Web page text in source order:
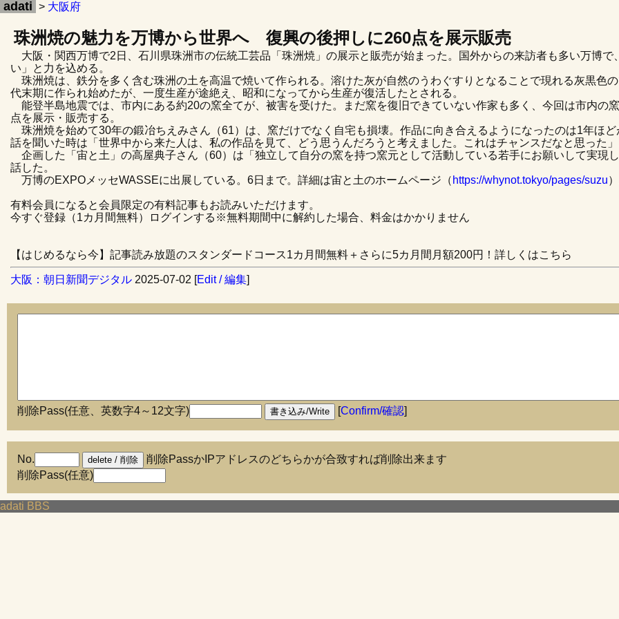
adati > 大阪府
珠洲焼の魅力を万博から世界へ 復興の後押しに260点を展示販売
大阪・関西万博で2日、石川県珠洲市の伝統工芸品「珠洲焼」の展示と販売が始まった。国外からの来訪者も多い万博
い」と力を込める。
珠洲焼は、鉄分を多く含む珠洲の土を高温で焼いて作られる。溶けた灰が自然のうわぐすりとなることで現れる灰黒色
代末期に作られ始めたが、一度生産が途絶え、昭和になってから生産が復活したとされる。
能登半島地震では、市内にある約20の窯全てが、被害を受けた。まだ窯を復旧できていない作家も多く、今回は市内の
点を展示・販売する。
珠洲焼を始めて30年の鍛冶ちえみさん（61）は、窯だけでなく自宅も損壊。作品に向き合えるようになったのは1年ほ
話を聞いた時は「世界中から来た人は、私の作品を見て、どう思うんだろうと考えました。これはチャンスだなと思った」
企画した「宙と土」の高屋典子さん（60）は「独立して自分の窯を持つ窯元として活動している若手にお願いして実現
話した。
万博のEXPOメッセWASSEに出展している。6日まで。詳細は宙と土のホームページ（ https://whynot.tokyo/pages/suzu）
有料会員になると会員限定の有料記事もお読みいただけます。
今すぐ登録（1カ月間無料）ログインする※無料期間中に解約した場合、料金はかかりません
【はじめるなら今】記事読み放題のスタンダードコース1カ月間無料＋さらに5カ月間月額200円！詳しくはこちら
大阪：朝日新聞デジタル 2025-07-02 [Edit / 編集]
削除Pass(任意、英数字4～12文字) [Confirm/確認]
No.
削除PassかIPアドレスのどちらかが合致すれば削除出来ます
削除Pass(任意)
adati BBS